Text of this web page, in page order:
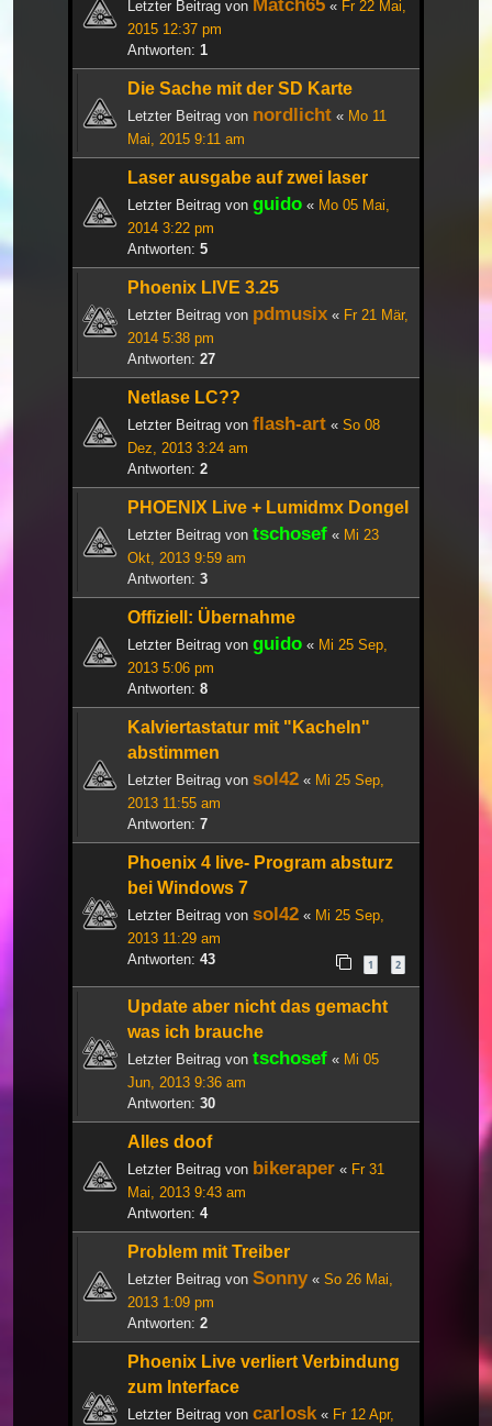
Letzter Beitrag von Match65 « Fr 22 Mai,
2015 12:37 pm
Antworten: 1
Die Sache mit der SD Karte
Letzter Beitrag von nordlicht « Mo 11
Mai, 2015 9:11 am
Laser ausgabe auf zwei laser
Letzter Beitrag von guido « Mo 05 Mai,
2014 3:22 pm
Antworten: 5
Phoenix LIVE 3.25
Letzter Beitrag von pdmusix « Fr 21 Mär,
2014 5:38 pm
Antworten: 27
Netlase LC??
Letzter Beitrag von flash-art « So 08
Dez, 2013 3:24 am
Antworten: 2
PHOENIX Live + Lumidmx Dongel
Letzter Beitrag von tschosef « Mi 23
Okt, 2013 9:59 am
Antworten: 3
Offiziell: Übernahme
Letzter Beitrag von guido « Mi 25 Sep,
2013 5:06 pm
Antworten: 8
Kalviertastatur mit "Kacheln"
abstimmen
Letzter Beitrag von sol42 « Mi 25 Sep,
2013 11:55 am
Antworten: 7
Phoenix 4 live- Program absturz
bei Windows 7
Letzter Beitrag von sol42 « Mi 25 Sep,
2013 11:29 am
Antworten: 43 1 2
Update aber nicht das gemacht
was ich brauche
Letzter Beitrag von tschosef « Mi 05
Jun, 2013 9:36 am
Antworten: 30
Alles doof
Letzter Beitrag von bikeraper « Fr 31
Mai, 2013 9:43 am
Antworten: 4
Problem mit Treiber
Letzter Beitrag von Sonny« So 26 Mai,
2013 1:09 pm
Antworten: 2
Phoenix Live verliert Verbindung
zum Interface
Letzter Beitrag von carlosk« Fr 12 Apr,